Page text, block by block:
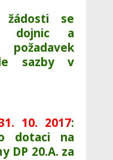
žádosti se
dojnic a
požadavek
sazby v
10. 2017:
dotaci na
DP 20.A. za